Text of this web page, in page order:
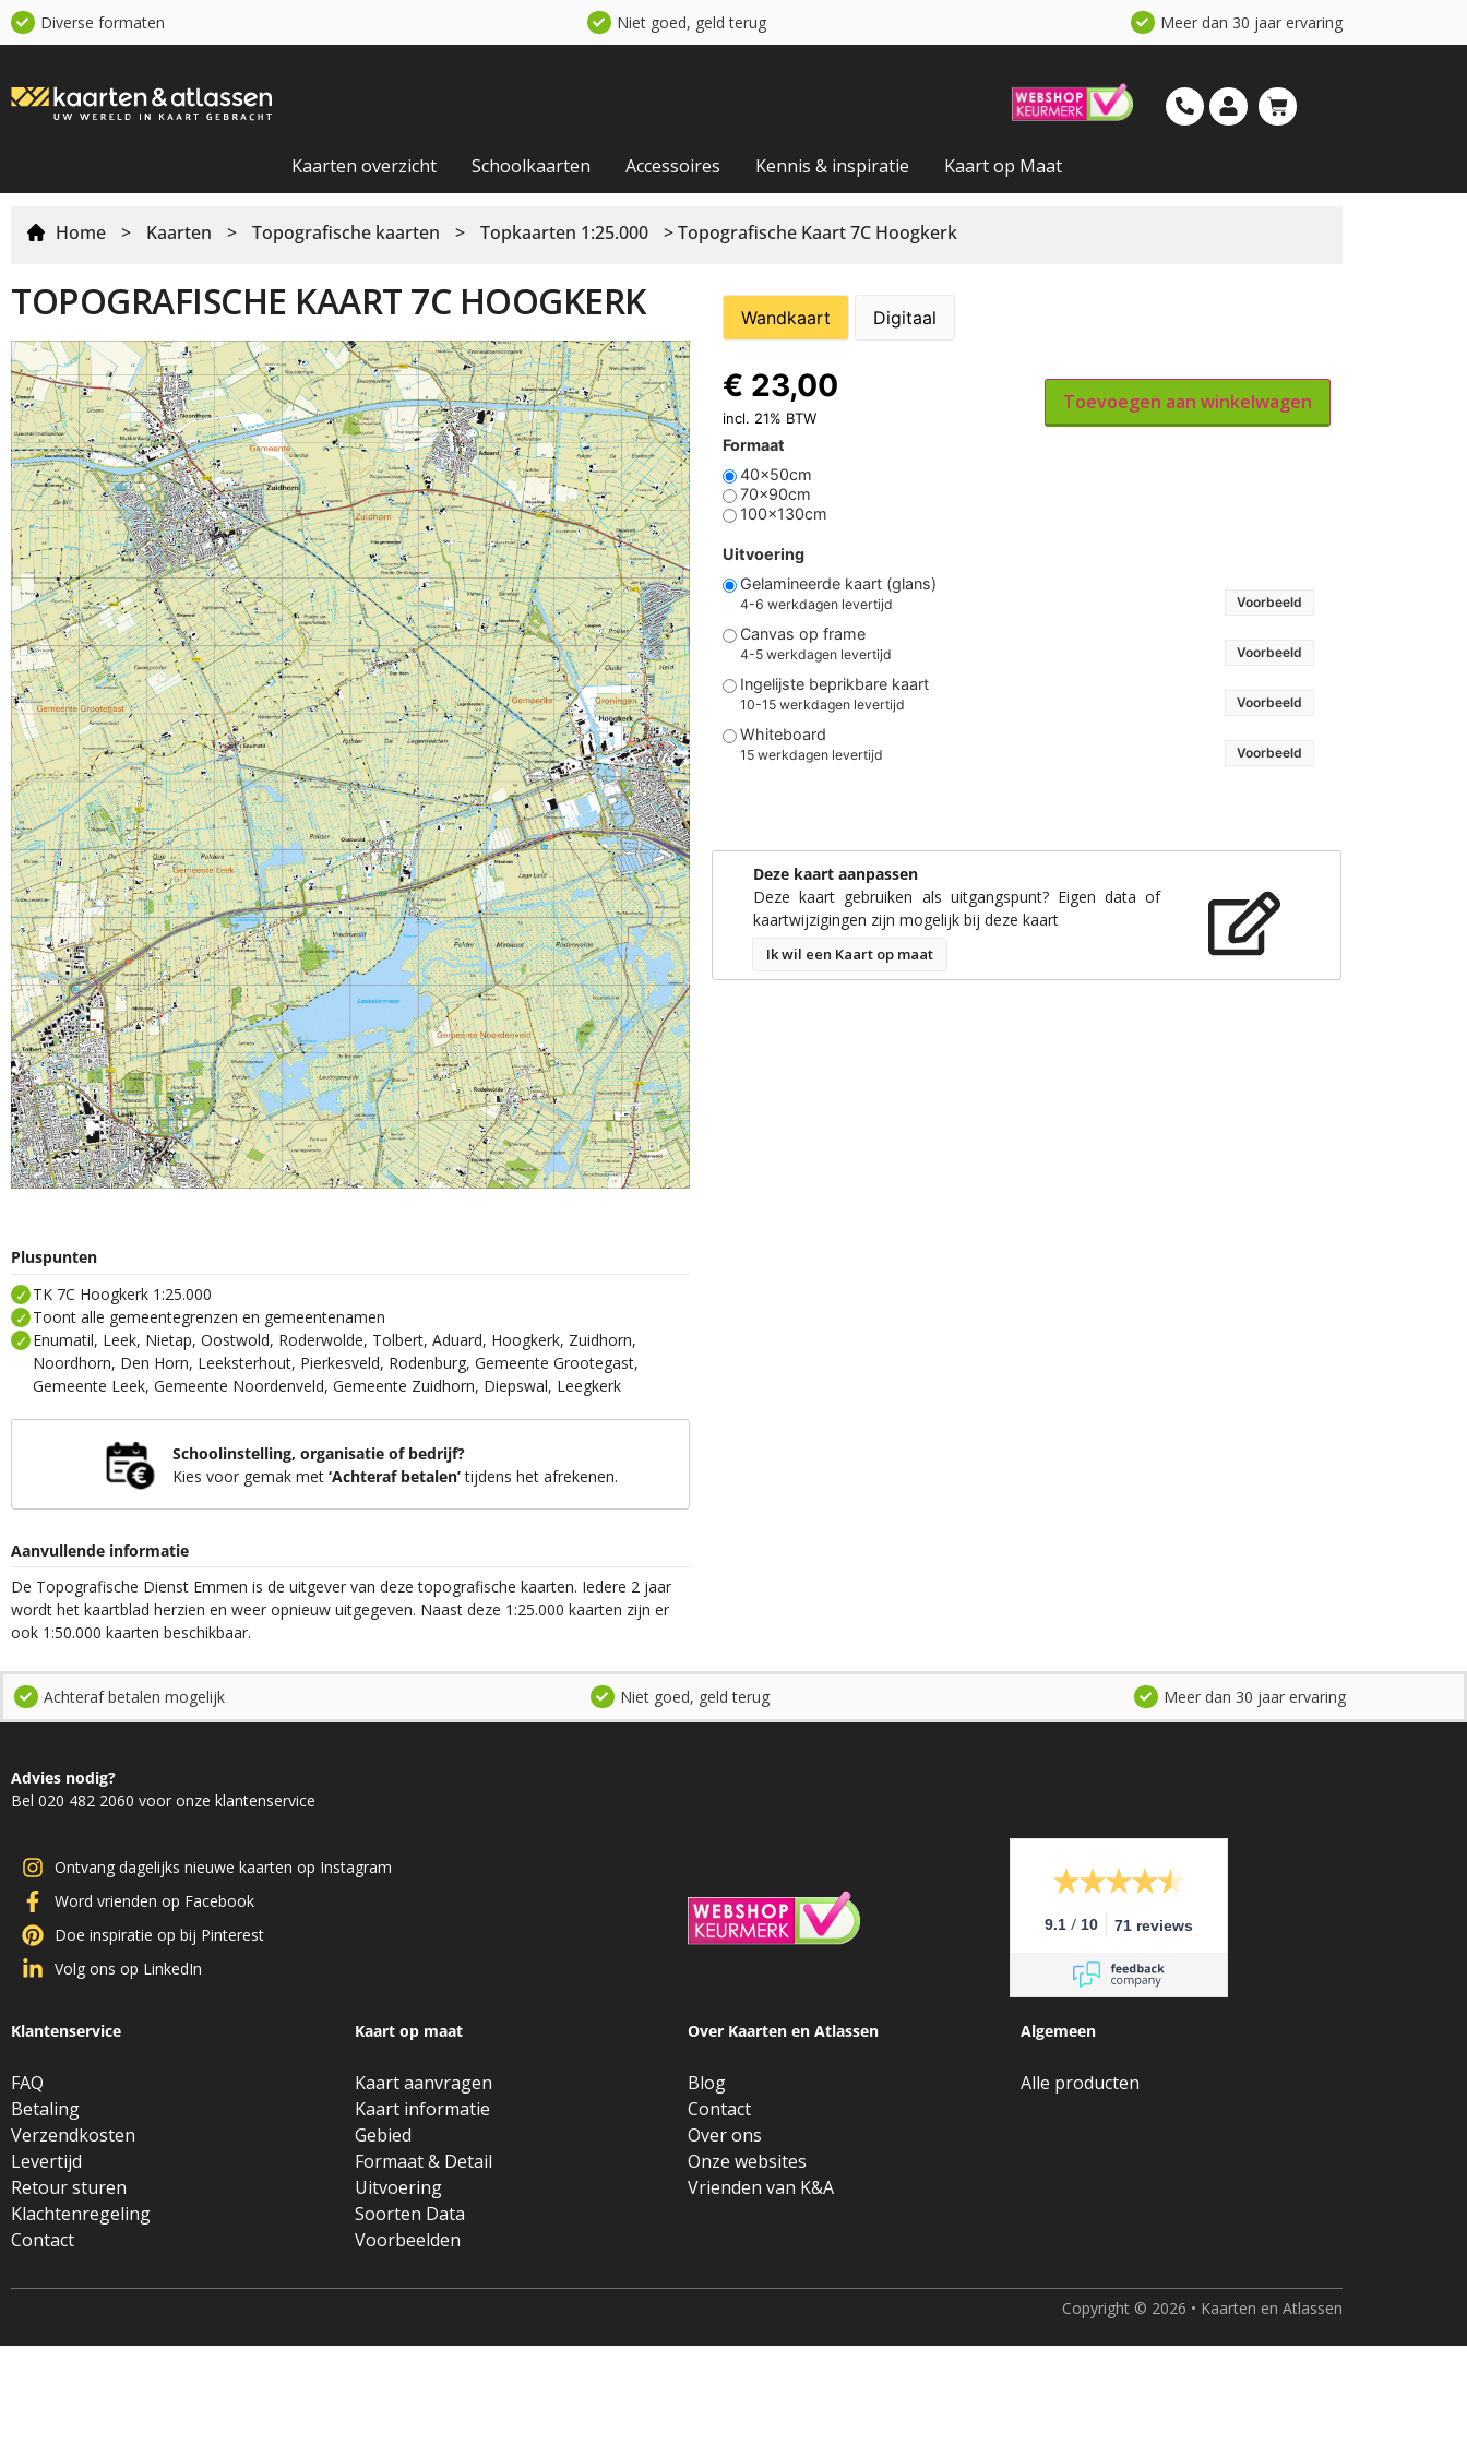
Diverse formaten Niet goed, geld terug Meer dan 30 jaar ervaring
Kaarten overzicht Schoolkaarten Accessoires Kennis & inspiratie Kaart op Maat
Home > Kaarten > Topografische kaarten > Topkaarten 1:25.000 > Topografische Kaart 7C Hoogkerk
TOPOGRAFISCHE KAART 7C HOOGKERK
Pluspunten
TK 7C Hoogkerk 1:25.000
Toont alle gemeentegrenzen en gemeentenamen
Enumatil, Leek, Nietap, Oostwold, Roderwolde, Tolbert, Aduard, Hoogkerk, Zuidhorn,
Noordhorn, Den Horn, Leeksterhout, Pierkesveld, Rodenburg, Gemeente Grootegast,
Gemeente Leek, Gemeente Noordenveld, Gemeente Zuidhorn, Diepswal, Leegkerk
Schoolinstelling, organisatie of bedrijf?
Kies voor gemak met ‘Achteraf betalen’tijdens het afrekenen.
Aanvullende informatie
De Topografische Dienst Emmen is de uitgever van deze topografische kaarten. Iedere 2 jaar
wordt het kaartblad herzien en weer opnieuw uitgegeven. Naast deze 1:25.000 kaarten zijn er
ook 1:50.000 kaarten beschikbaar.
Wandkaart Digitaal
Formaat
40x50cm
70x90cm
100x130cm
Uitvoering
Gelamineerde kaart (glans)
4-6 werkdagen levertijd Voorbeeld
Canvas op frame
4-5 werkdagen levertijd Voorbeeld
Ingelijste beprikbare kaart
10-15 werkdagen levertijd Voorbeeld
Whiteboard
15 werkdagen levertijd Voorbeeld
€ 23,00
incl. 21% BTW
Toevoegen aan winkelwagen
Deze kaart aanpassen
Deze kaart gebruiken als uitgangspunt? Eigen data of
kaartwijzigingen zijn mogelijk bij deze kaart
Ik wil een Kaart op maat
Achteraf betalen mogelijk Niet goed, geld terug Meer dan 30 jaar ervaring
Advies nodig?
Bel 020 482 2060 voor onze klantenservice
Ontvang dagelijks nieuwe kaarten op Instagram
Word vrienden op Facebook
Doe inspiratie op bij Pinterest
Volg ons op LinkedIn
9.1 / 10 71 reviews
Klantenservice
FAQ
Betaling
Verzendkosten
Levertijd
Retour sturen
Klachtenregeling
Contact
Kaart op maat
Kaart aanvragen
Kaart informatie
Gebied
Formaat & Detail
Uitvoering
Soorten Data
Voorbeelden
Over Kaarten en Atlassen
Blog
Contact
Over ons
Onze websites
Vrienden van K&A
Algemeen
Alle producten
Copyright © 2026 • Kaarten en Atlassen